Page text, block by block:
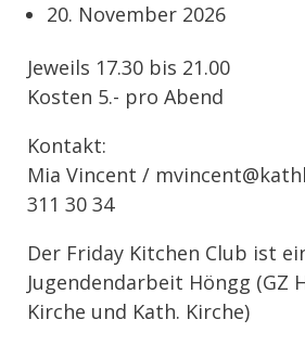
20. November 2026
Jeweils 17.30 bis 21.00
Kosten 5.- pro Abend
Kontakt:
Mia Vincent /
311 30 34
Der Friday Kitchen Club ist
Jugendendarbeit Höngg (GZ
Kirche und Kath. Kirche)